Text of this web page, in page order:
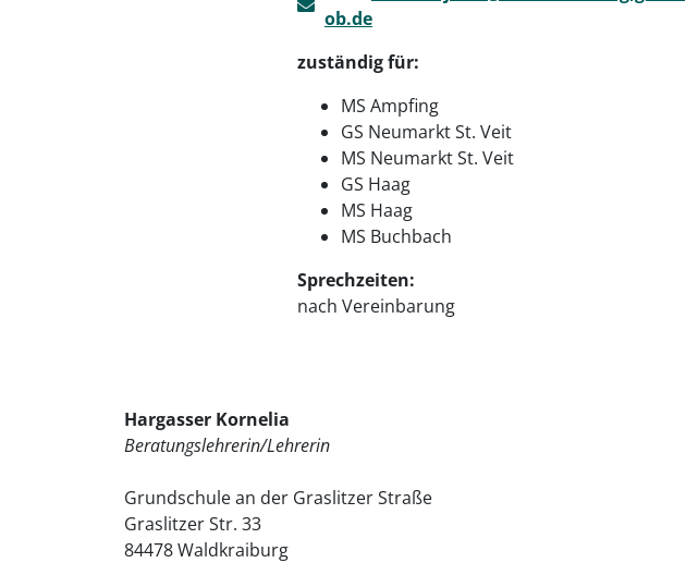
ob.de
zuständig für:
MS Ampfing
GS Neumarkt St. Veit
MS Neumarkt St. Veit
GS Haag
MS Haag
MS Buchbach
Sprechzeiten:
nach Vereinbarung
Hargasser Kornelia
Beratungslehrerin/Lehrerin
Grundschule an der Graslitzer Straße
Graslitzer Str. 33
84478 Waldkraiburg